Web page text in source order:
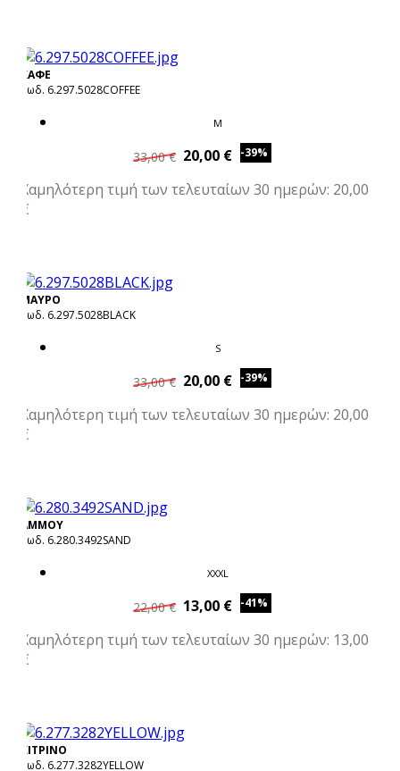
ΚΑΦΕ
Κωδ. 6.297.5028COFFEE
M
33,00 € 20,00 € -39%
Χαμηλότερη τιμή των τελευταίων 30 ημερών: 20,00
€
ΜΑΥΡΟ
Κωδ. 6.297.5028BLACK
S
33,00 € 20,00 € -39%
Χαμηλότερη τιμή των τελευταίων 30 ημερών: 20,00
€
ΑΜΜΟΥ
Κωδ. 6.280.3492SAND
XXXL
22,00 € 13,00 € -41%
Χαμηλότερη τιμή των τελευταίων 30 ημερών: 13,00
€
ΚΙΤΡΙΝΟ
Κωδ. 6.277.3282YELLOW